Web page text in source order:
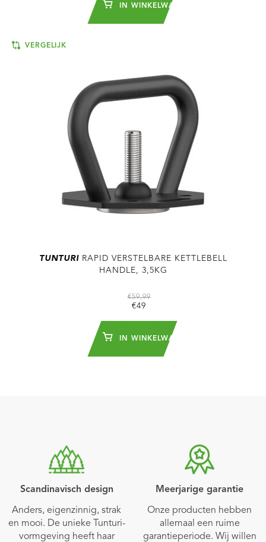
IN WINKELWAGEN
VERGELIJK
TUNTURIRAPID VERSTELBARE KETTLEBELL
HANDLE, 3,5KG
€59,99
€49
IN WINKELWAGEN
Scandinavisch design
Anders, eigenzinnig, strak
en mooi. De unieke Tunturi-
vormgeving heeft haar
Meerjarige garantie
Onze producten hebben
allemaal een ruime
garantieperiode. Wij willen